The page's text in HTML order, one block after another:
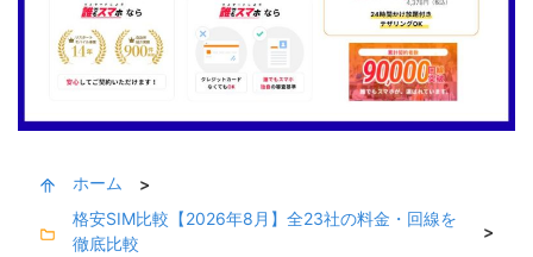
ホーム
>
格安SIM比較【2026年8月】全23社の料金・回線を
徹底比較
>